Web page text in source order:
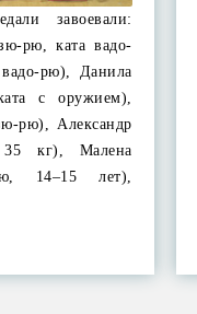
завоевали:
рю, ката вадо-
рю), Данила
с оружием),
рю), Александр
кг), Малена
14–15 лет),